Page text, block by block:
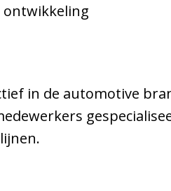
ontwikkeling
in de automotive